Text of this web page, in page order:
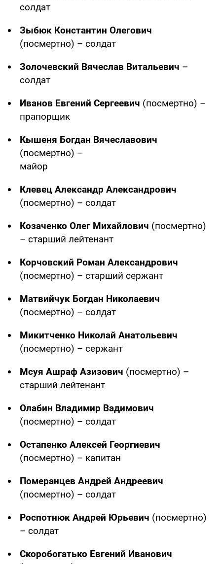
солдат
Зыбюк Константин Олегович
(посмертно) – солдат
Золочевский Вячеслав Витальевич –
солдат
Иванов Евгений Сергеевич (посмертно) –
прапорщик
Кышеня Богдан Вячеславович
(посмертно) –
майор
Клевец Александр Александрович
(посмертно) – солдат
Козаченко Олег Михайлович (посмертно)
– старший лейтенант
Корчовский Роман Александрович
(посмертно) – старший сержант
Матвийчук Богдан Николаевич
(посмертно) – солдат
Микитченко Николай Анатольевич
(посмертно) – сержант
Мсуя Ашраф Азизович (посмертно) –
старший лейтенант
Олабин Владимир Вадимович
(посмертно) – солдат
Остапенко Алексей Георгиевич
(посмертно) – капитан
Померанцев Андрей Андреевич
(посмертно) – солдат
Роспотнюк Андрей Юрьевич (посмертно)
– солдат
Скоробогатько Евгений Иванович